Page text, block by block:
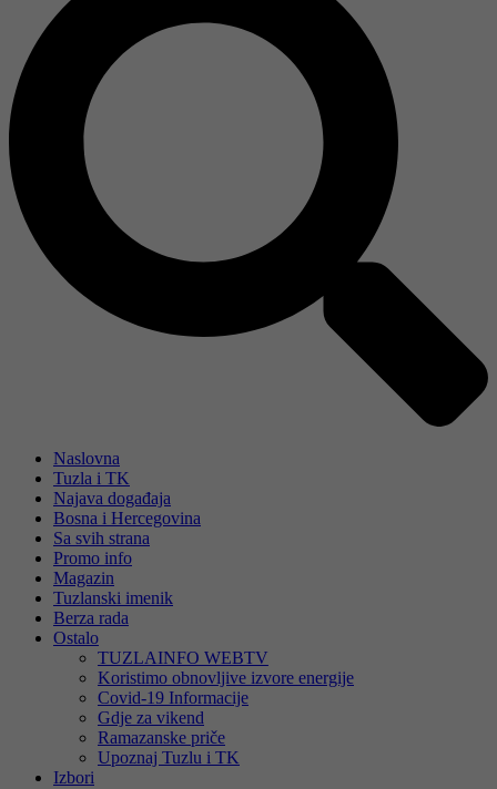
Naslovna
Tuzla i TK
Najava događaja
Bosna i Hercegovina
Sa svih strana
Promo info
Magazin
Tuzlanski imenik
Berza rada
Ostalo
TUZLAINFO WEBTV
Koristimo obnovljive izvore energije
Covid-19 Informacije
Gdje za vikend
Ramazanske priče
Upoznaj Tuzlu i TK
Izbori